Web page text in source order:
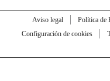
Aviso legal Política de
Configuración de cookies